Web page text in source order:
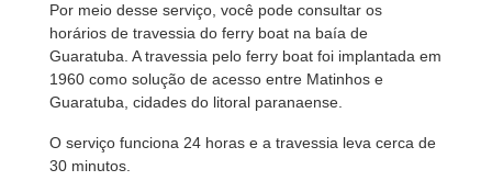
Por meio desse serviço, você pode consultar os
horários de travessia do ferry boat na baía de
Guaratuba. A travessia pelo ferry boat foi implantada em
1960 como solução de acesso entre Matinhos e
Guaratuba, cidades do litoral paranaense.
O serviço funciona 24 horas e a travessia leva cerca de
30 minutos.